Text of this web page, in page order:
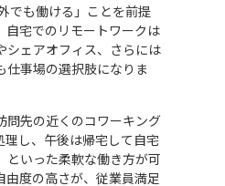
でも働ける」ことを前提
自宅でのリモートワークは
シェアオフィス、さらには
仕事場の選択肢になりま
問先の近くのコワーキング
理し、午後は帰宅して自宅
といった柔軟な働き方が可
由度の高さが、従業員満足